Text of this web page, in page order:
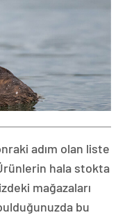
adım olan liste
hala stokta
mağazaları
bu